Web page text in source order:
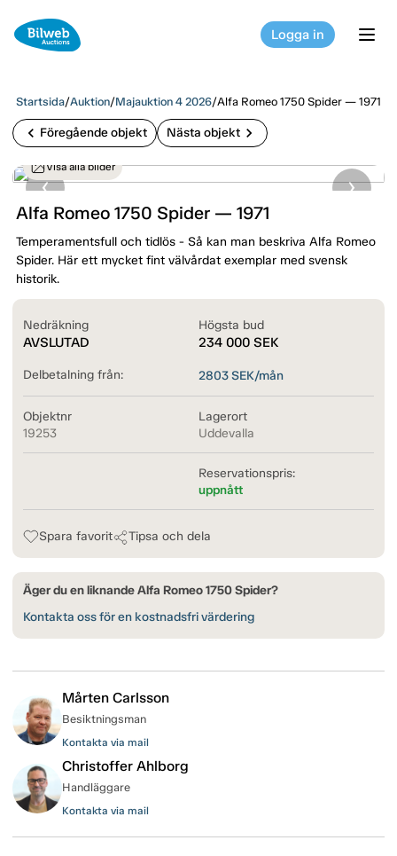
Logga in
Startsida/Auktion/Majauktion 4 2026/Alfa Romeo 1750 Spider — 1971
chevron_left Föregående objekt Nästa objekt chevron_right
Visa alla bilder
Alfa Romeo 1750 Spider — 1971
Temperamentsfull och tidlös - Så kan man beskriva Alfa Romeo
Spider. Här ett mycket fint välvårdat exemplar med svensk
historik.
Nedräkning
AVSLUTAD
Högsta bud
234 000 SEK
Delbetalning från: 2803SEK/mån
Objektnr
19253
Lagerort
Uddevalla
Reservationspris:
uppnått
Spara favorit Tipsa och dela
Äger du en liknande Alfa Romeo 1750 Spider?
Kontakta oss för en kostnadsfri värdering
Mårten Carlsson
Besiktningsman
Kontakta via mail
Christoffer Ahlborg
Handläggare
Kontakta via mail